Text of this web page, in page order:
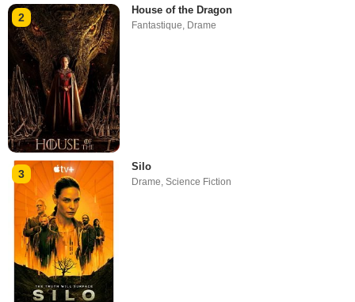
2
House of the Dragon
Fantastique Drame
3
Silo
Drame,Science Fiction